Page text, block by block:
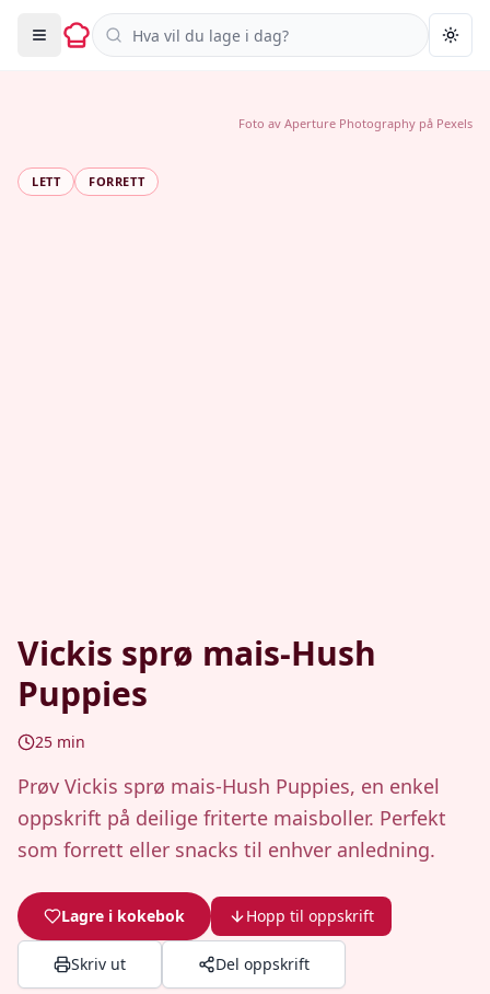
Søk i oppskrifter
LETT FORRETT
Vickis sprø mais-Hush
Puppies
25 min
Prøv Vickis sprø mais-Hush Puppies, en enkel
oppskrift på deilige friterte maisboller. Perfekt
som forrett eller snacks til enhver anledning.
Lagre i kokebok Hopp til oppskrift
Skriv ut Del oppskrift
Foto av Aperture Photography på Pexels